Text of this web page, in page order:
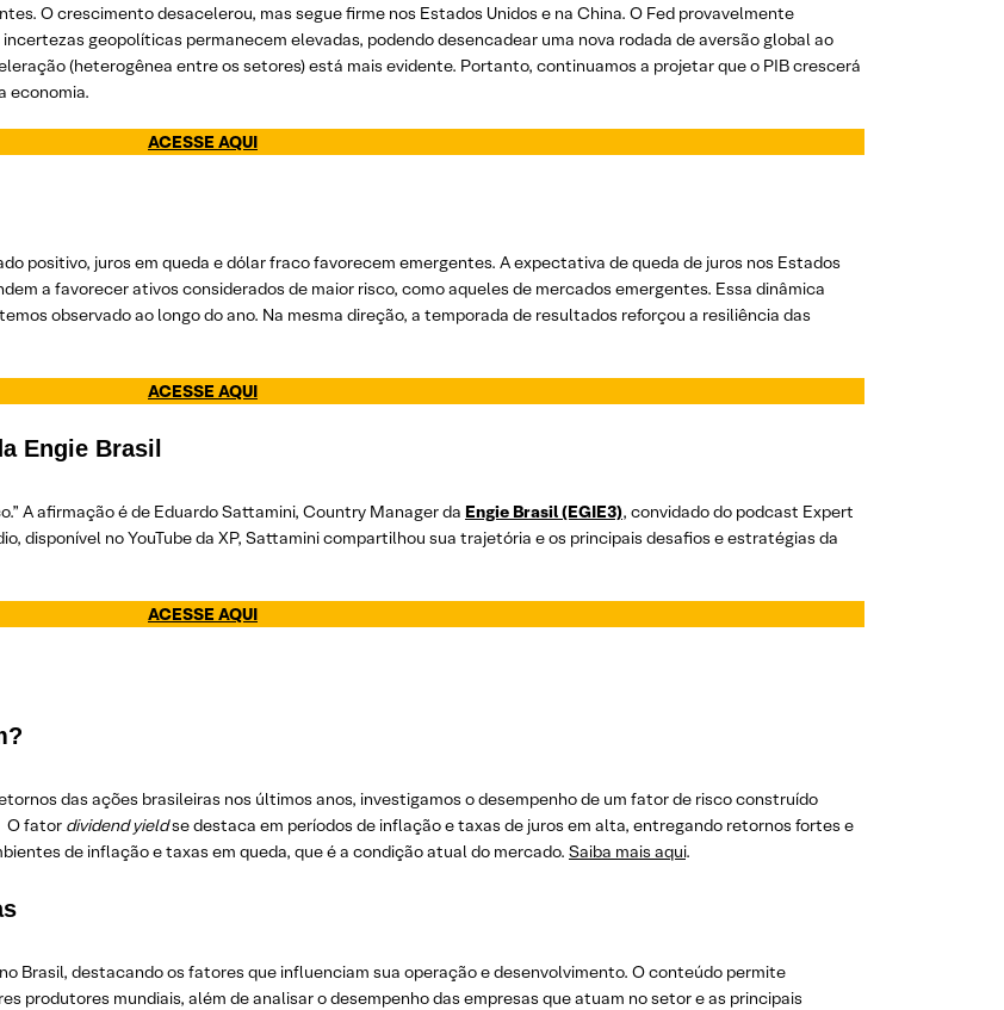
O crescimento desacelerou, mas segue firme nos Estados Unidos e na China. O Fed provavelmente
geopolíticas permanecem elevadas, podendo desencadear uma nova rodada de aversão global ao
(heterogênea entre os setores) está mais evidente. Portanto, continuamos a projetar que o PIB crescerá
economia.
ACESSE AQUI
positivo, juros em queda e dólar fraco favorecem emergentes. A expectativa de queda de juros nos Estados
a favorecer ativos considerados de maior risco, como aqueles de mercados emergentes. Essa dinâmica
observado ao longo do ano. Na mesma direção, a temporada de resultados reforçou a resiliência das
ACESSE AQUI
Engie Brasil
A afirmação é de Eduardo Sattamini, Country Manager da Engie Brasil (EGIE3), convidado do podcast Expert
disponível no YouTube da XP, Sattamini compartilhou sua trajetória e os principais desafios e estratégias da
ACESSE AQUI
das ações brasileiras nos últimos anos, investigamos o desempenho de um fator de risco construído
O fator dividend yieldse destaca em períodos de inflação e taxas de juros em alta, entregando retornos fortes e
de inflação e taxas em queda, que é a condição atual do mercado. Saiba mais aqui.
Brasil, destacando os fatores que influenciam sua operação e desenvolvimento. O conteúdo permite
produtores mundiais, além de analisar o desempenho das empresas que atuam no setor e as principais